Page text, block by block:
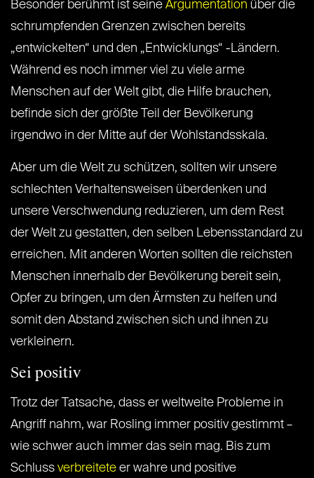
Besonder berühmt ist seine Argumentation über die
schrumpfenden Grenzen zwischen bereits
„entwickelten“ und den „Entwicklungs“ -Ländern.
Während es noch immer viel zu viele arme
Menschen auf der Welt gibt, die Hilfe brauchen,
befinde sich der größte Teil der Bevölkerung
irgendwo in der Mitte auf der Wohlstandsskala.
Aber um die Welt zu schützen, sollten wir unsere
schlechten Verhaltensweisen überdenken und
unsere Verschwendung reduzieren, um dem Rest
der Welt zu gestatten, den selben Lebensstandard zu
erreichen. Mit anderen Worten sollten die reichsten
Menschen innerhalb der Bevölkerung bereit sein,
Opfer zu bringen, um den Ärmsten zu helfen und
somit den Abstand zwischen sich und ihnen zu
verkleinern.
Sei positiv
Trotz der Tatsache, dass er weltweite Probleme in
Angriff nahm, war Rosling immer positiv gestimmt –
wie schwer auch immer das sein mag. Bis zum
Schluss verbreitete er wahre und positive